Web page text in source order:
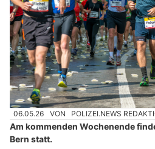
06.05.26 VON POLIZEI.NEWS
Am kommenden Wochenende
Bern statt.